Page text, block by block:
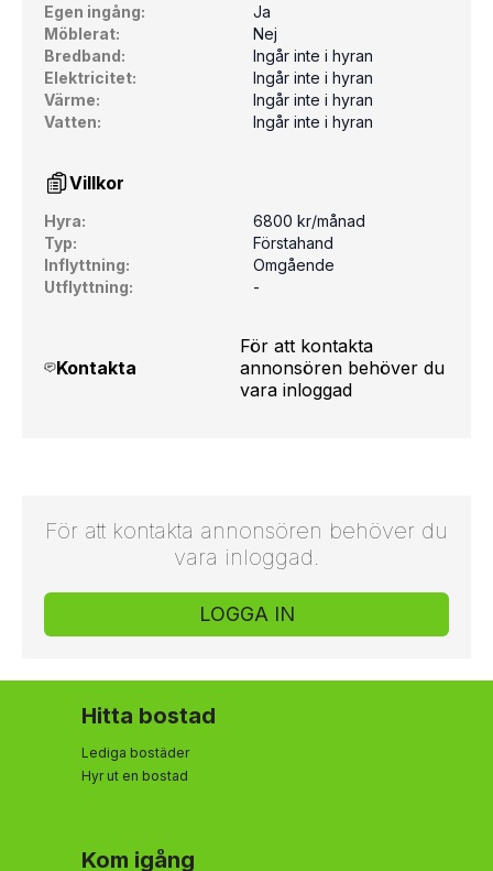
Egen ingång:
Ja
Möblerat:
Nej
Bredband:
Ingår inte i hyran
Elektricitet:
Ingår inte i hyran
Värme:
Ingår inte i hyran
Vatten:
Ingår inte i hyran
Villkor
Hyra:
6800 kr/månad
Typ:
Förstahand
Inflyttning:
Omgående
Utflyttning:
-
Kontakta
För att kontakta
annonsören behöver du
vara inloggad
För att kontakta annonsören behöver du
vara inloggad.
LOGGA IN
Hitta bostad
Lediga bostäder
Hyr ut en bostad
Kom igång